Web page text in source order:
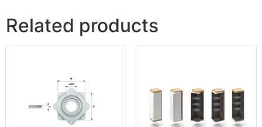
Related products